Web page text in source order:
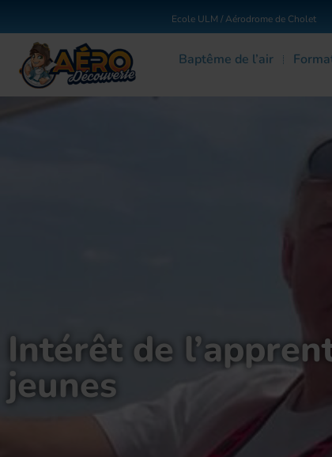
Ecole ULM / Aérodrome de Cholet
Baptême de l’air
Intérêt de
jeunes